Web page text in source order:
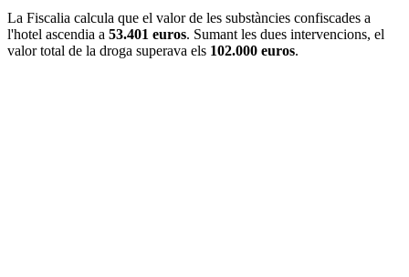
La Fiscalia calcula que el valor de les substàncies confiscades a
l'hotel ascendia a 53.401 euros. Sumant les dues intervencions, el
valor total de la droga superava els 102.000 euros.